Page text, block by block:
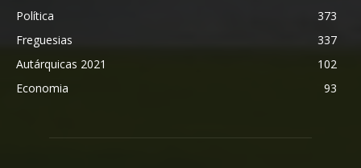
Política
373
Freguesias
337
Autárquicas 2021
102
Economia
93